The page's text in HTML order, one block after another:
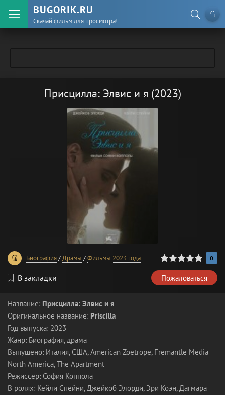
BUGORIK.RU
Скачай фильм для просмотра!
Присцилла: Элвис и я (2023)
Биография/Драмы /Фильмы 2023 года
0 1 2 3 4 0
В закладки Пожаловаться
Название: Присцилла: Элвис и я
Оригинальное название: Priscilla
Год выпуска: 2023
Жанр: Биография, драма
Выпущено: Италия, США, American Zoetrope, Fremantle Media
North America, The Apartment
Режиссер: София Коппола
В ролях: Кейли Спейни, Джейкоб Элорди, Эри Коэн, Дагмара